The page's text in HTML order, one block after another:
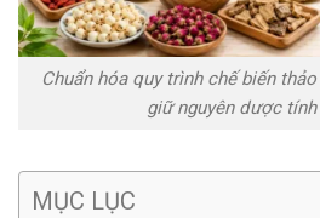
Chuẩn hóa quy trình chế biến
giữ nguyên dược
MỤC LỤC